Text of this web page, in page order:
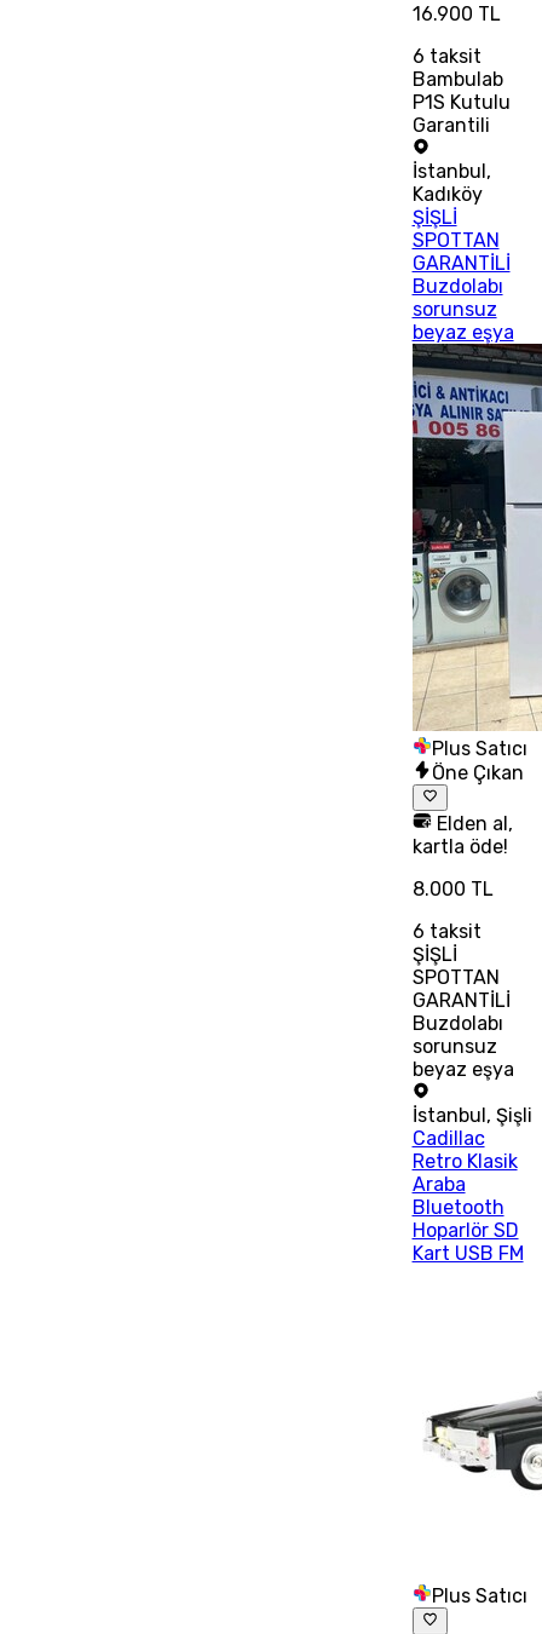
16.900 TL
6 taksit
Bambulab
P1S Kutulu
Garantili
İstanbul,
Kadıköy
ŞİŞLİ
SPOTTAN
GARANTİLİ
Buzdolabı
sorunsuz
beyaz eşya
Plus Satıcı
Öne Çıkan
Elden al,
kartla öde!
8.000 TL
6 taksit
ŞİŞLİ
SPOTTAN
GARANTİLİ
Buzdolabı
sorunsuz
beyaz eşya
İstanbul , Şişli
Cadillac
Retro Klasik
Araba
Bluetooth
Hoparlör SD
Kart USB FM
Plus Satıcı